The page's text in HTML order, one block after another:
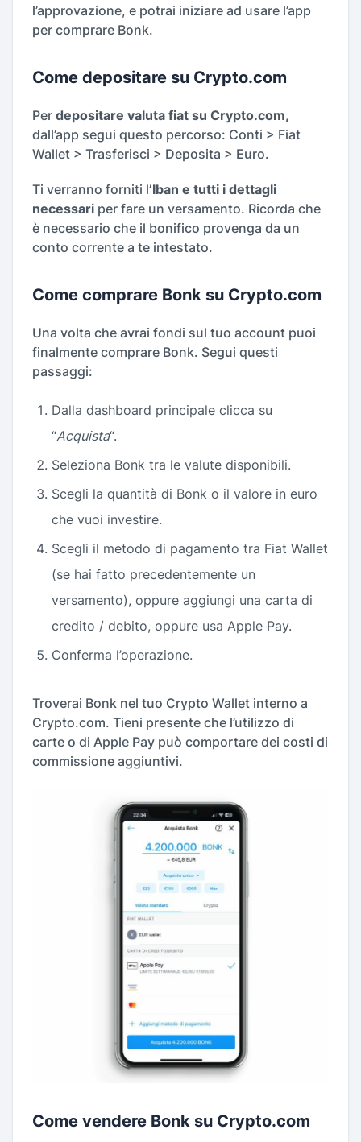
l’approvazione, e potrai iniziare ad usare l’app
per comprare Bonk.
Come depositare su Crypto.com
Per depositare valuta fiat su Crypto.com,
dall’app segui questo percorso: Conti > Fiat
Wallet > Trasferisci > Deposita > Euro.
Ti verranno forniti l’Iban e tutti i dettagli
necessari per fare un versamento. Ricorda che
è necessario che il bonifico provenga da un
conto corrente a te intestato.
Come comprare Bonk su Crypto.com
Una volta che avrai fondi sul tuo account puoi
finalmente comprare Bonk. Segui questi
passaggi:
Dalla dashboard principale clicca su
“Acquista“.
Seleziona Bonk tra le valute disponibili.
Scegli la quantità di Bonk o il valore in euro
che vuoi investire.
Scegli il metodo di pagamento tra Fiat Wallet
(se hai fatto precedentemente un
versamento), oppure aggiungi una carta di
credito / debito, oppure usa Apple Pay.
Conferma l’operazione.
Troverai Bonk nel tuo Crypto Wallet interno a
Crypto.com. Tieni presente che l’utilizzo di
carte o di Apple Pay può comportare dei costi di
commissione aggiuntivi.
Come vendere Bonk su Crypto.com